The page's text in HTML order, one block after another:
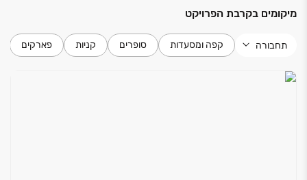
מיקומים בקרבת הפרויקט
תחבורה קפה ומסעדות סופרים קניות פארקים